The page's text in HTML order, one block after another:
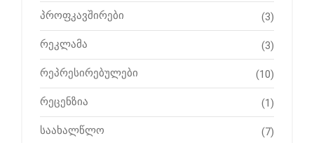
პროფკავშირები (3)
რეკლამა (3)
რეპრესირებულები (10)
რეცენზია (1)
საახალწლო (7)